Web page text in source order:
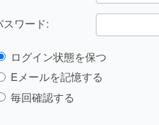
スワード:
ログイン状態を保つ
Eメールを記憶する
毎回確認する